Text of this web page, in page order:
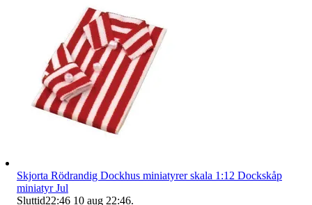
Skjorta Rödrandig Dockhus miniatyrer skala 1:12 Dockskåp
miniatyr Jul
Sluttid22:46 10 aug 22:46.